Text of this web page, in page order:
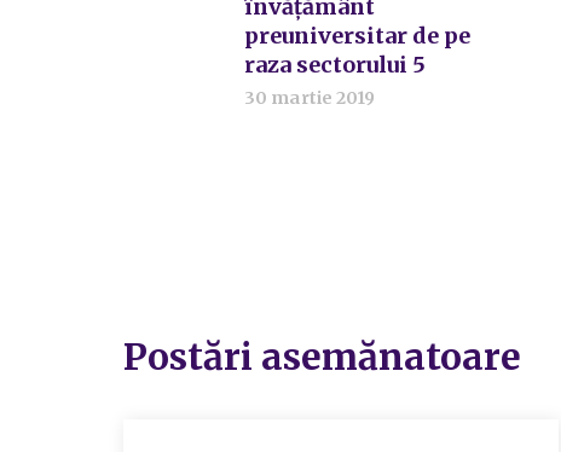
învățământ
preuniversitar de pe
raza sectorului 5
30 martie 2019
Postări asemănatoare